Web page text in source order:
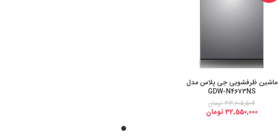
خرید از دیجی کالا
ماشین ظرفشویی جی پلاس مدل
GDW-N4673NS
33,605,504 تومان
32,550,000 تومان